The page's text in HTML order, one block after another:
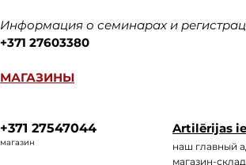
Информация о семинарах и
+371 27603380
МАГАЗИНЫ
+371 27547044
магазин
Artilērijas
наш главный а
магазин-